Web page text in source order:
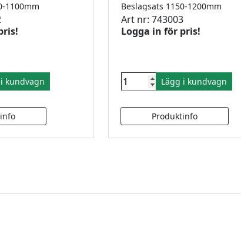
1100mm
kundvagn
Beslagsats 1150-1200mm
Art nr: 743003
Logga in för pris!
Lägg i kundvagn